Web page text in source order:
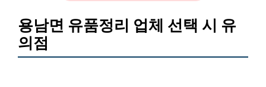
용남면 유품정리 업체 선택 시 유
의점